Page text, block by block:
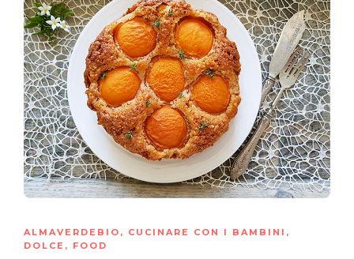
ALMAVERDEBIO , CUCINARE CON I BAMBINI ,
DOLCE , FOOD